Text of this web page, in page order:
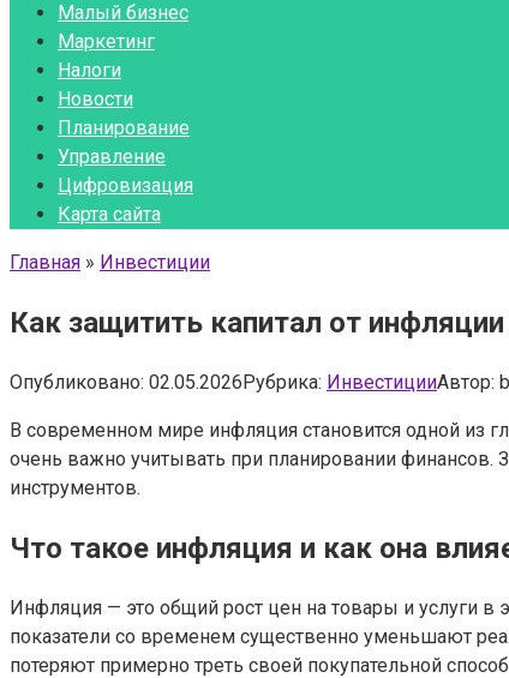
Малый бизнес
Маркетинг
Налоги
Новости
Планирование
Управление
Цифровизация
Карта сайта
Главная » Инвестиции
Как защитить капитал от
Опубликовано: 02.05.2026Рубрика: ИнвестицииАвтор:
В современном мире инфляция становится одной из
очень важно учитывать при планировании финансов.
инструментов.
Что такое инфляция и как она
Инфляция — это общий рост цен на товары и услуги
показатели со временем существенно уменьшают
потеряют примерно треть своей покупательной